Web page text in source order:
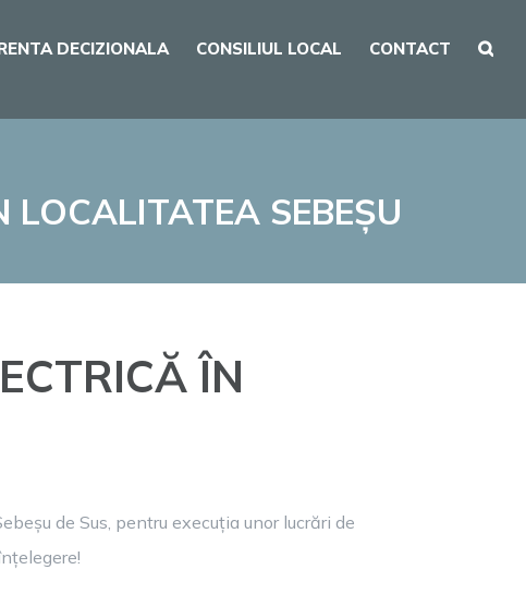
DECIZIONALA CONSILIUL LOCAL CONTACT
LOCALITATEA SEBEȘU
ÎN
de Sus, pentru execuția unor lucrări de